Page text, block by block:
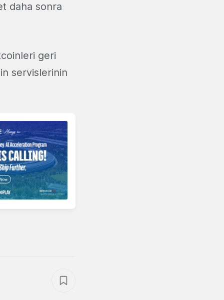
daha sonra
geri
servislerinin